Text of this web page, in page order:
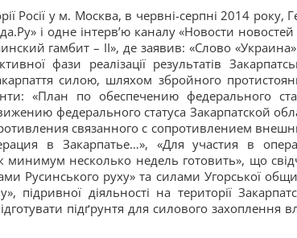
Росії у м. Москва, в червні-серпні 2014 року,
і одне інтерв’ю каналу «Новости новостей
гамбит – ІІ», де заявив: «Слово
фази реалізації результатів
силою, шляхом збройного
«План по обеспечению федерального
федерального статуса Закарпатской
связанного с сопротивлением
в Закарпатье…», «Для участия в
несколько недель готовить», що
Русинського руху» та силами Угорської
підривної діяльності на території
підґрунтя для силового захоплення